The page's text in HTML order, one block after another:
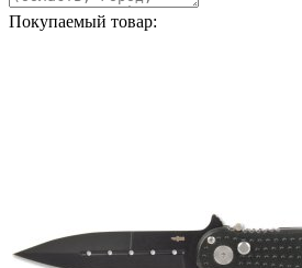
Покупаемый товар: